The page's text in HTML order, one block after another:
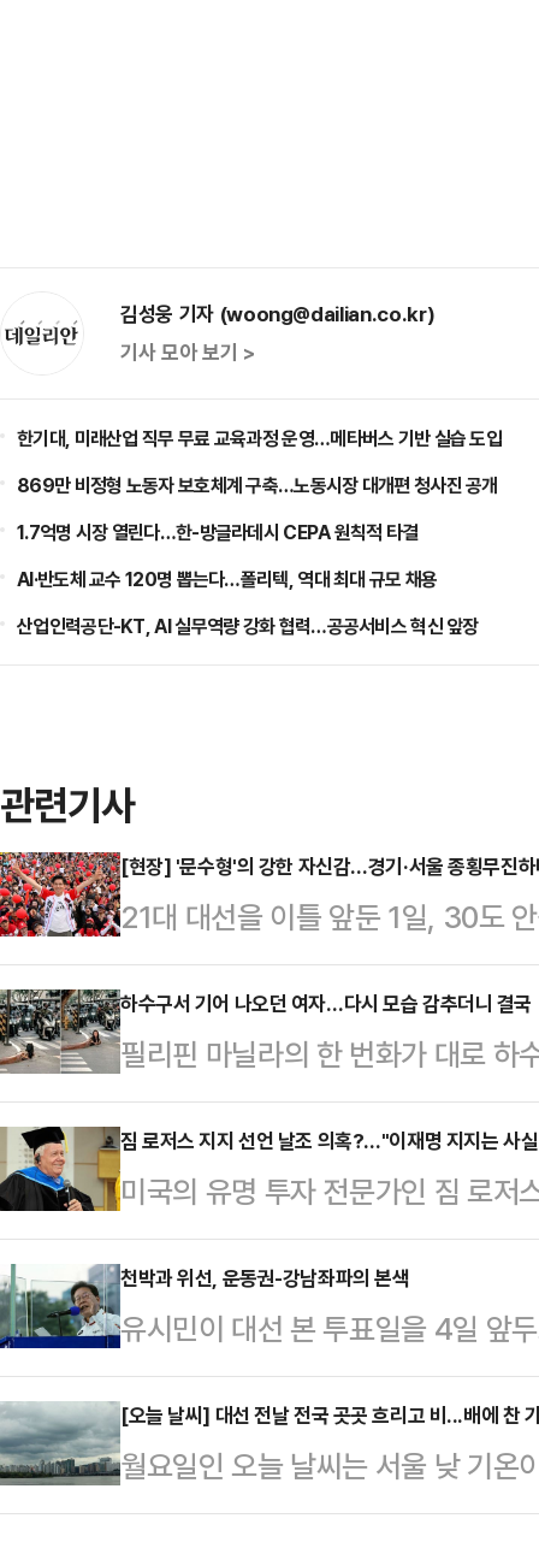
김성웅 기자 (woong@dailian.co.kr)
기사 모아 보기 >
한기대, 미래산업 직무 무료 교육과정 운영…메타버스 기반 실습 도입
869만 비정형 노동자 보호체계 구축…노동시장 대개편 청사진 공개
1.7억명 시장 열린다…한-방글라데시 CEPA 원칙적 타결
AI·반도체 교수 120명 뽑는다…폴리텍, 역대 최대 규모 채용
산업인력공단-KT, AI 실무역량 강화 협력…공공서비스 혁신 앞장
관련기사
[현장] '문수형'의 강한 자신감…경기·서울 종횡무진
21대 대선을 이틀 앞둔 1일, 30도
선 후보의 열정을 누그러뜨리지 못
한 일정을 수행하고, 더 강한 어투
제까지는 가짜라고 하고 이제부터
판이 뒤집어지고 있다"고 이재명
보는 1일 오전부터 경기 수원·성남·
울 은평구·서대문구·마포구·강서
무진했다. 이중…
하수구서 기어 나오던 여자…다시 모습 감추더니 결국
필리핀 마닐라의 한 번화가 대로 하
긴 노숙자가 정부의 지원을 받게
이츠타임스 등에 따르면 지난 26일
길가의 하수구에서 한 여성이 기어
저분한 블라우스와 반바지 차림의
놀라서 쳐다보자 어디론가 달려가
셜미디어(SNS)에 해당 장면이 담
요'를 받았다.누리꾼…
짐 로저스 지지 선언 날조 의혹?…"이재명 지지는 사
미국의 유명 투자 전문가인 짐 로저
주당 대선 후보 지지 선언을 한 것
붙고 있다.민주당 의원의 주선으로
지지 선언을 한 게 맞다는 입장이지
일 회신을 통해 "그런 적이 없다"는
가짜 지지 선언을 날조한 사기극이
전 개성공단지원재단 이사장은 1일
후보 지지는 사…
천박과 위선, 운동권-강남좌파의 본색
유시민이 대선 본 투표일을 4일 앞
진영 책사가 ‘제정신’을 잃었다.그
을 가지고 비하하며 놀았다. 그의
준을 그대로 까 보이고 말았다.유시
정치생명이 되었건 그것이 완전히
[오늘 날씨] 대선 전날 전국 곳곳 흐리고 비...배에 찬
월요일인 오늘 날씨는 서울 낮 기
운데 남부 지방과 제주도부터 비가